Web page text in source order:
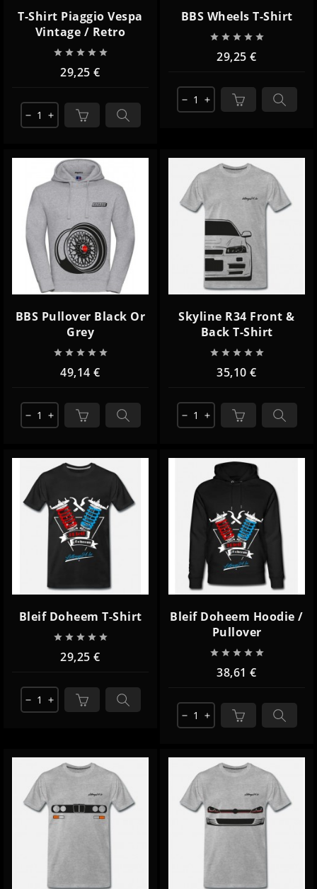
T-Shirt Piaggio Vespa
Vintage / Retro
    
29,25 €
remove add
BBS Wheels T-Shirt
    
29,25 €
remove add
BBS Pullover Black Or
Grey
    
49,14 €
remove add
Skyline R34 Front &
Back T-Shirt
    
35,10 €
remove add
Bleif Doheem T-Shirt
    
29,25 €
remove add
Bleif Doheem Hoodie /
Pullover
    
38,61 €
remove add